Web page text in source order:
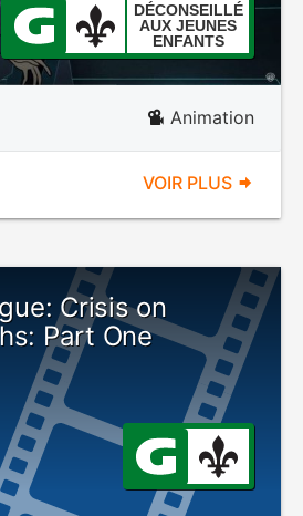
DÉCONSEILLÉ
AUX JEUNES
ENFANTS
Animation
VOIR PLUS
Crisis on
Part One